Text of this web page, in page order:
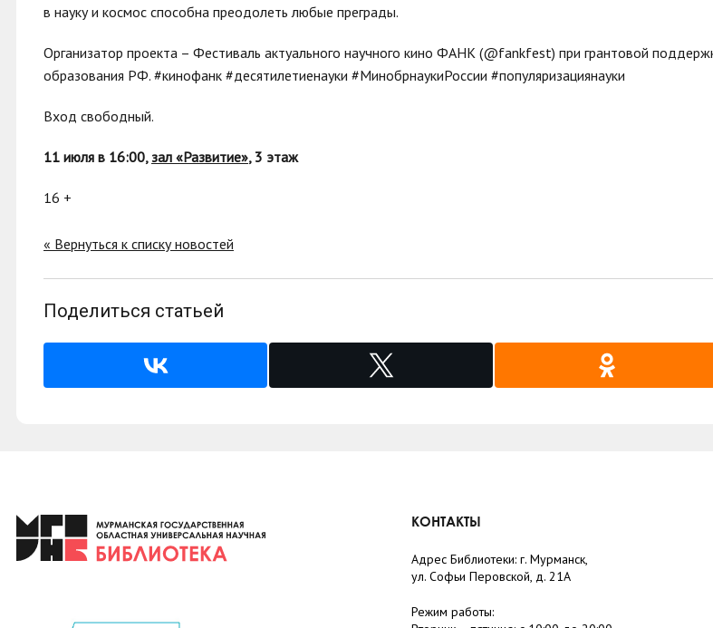
в науку и космос способна преодолеть любые преграды.
Организатор проекта – Фестиваль актуального научного кино ФАНК (@fankfest) при грантовой
образования РФ. #кинофанк #десятилетиенауки #МинобрнаукиРоссии #популяризациянауки
Вход свободный.
11 июля в 16:00, зал «Развитие», 3 этаж
16 +
« Вернуться к списку новостей
Поделиться статьей
КОНТАКТЫ
Адрес Библиотеки: г. Мурманск,
ул. Софьи Перовской, д. 21А
Режим работы: